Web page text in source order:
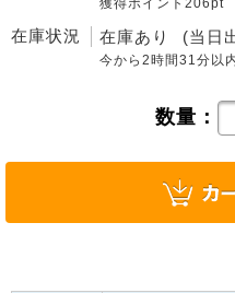
獲得ポイント206pt
在庫状況 在庫あり (当日
今から2時間31分 以
数量：